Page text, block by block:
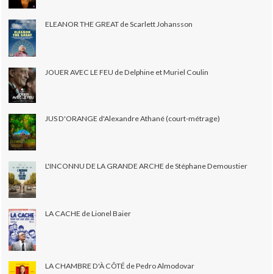
ELEANOR THE GREAT de Scarlett Johansson
JOUER AVEC LE FEU de Delphine et Muriel Coulin
JUS D'ORANGE d'Alexandre Athané (court-métrage)
L'INCONNU DE LA GRANDE ARCHE de Stéphane Demoustier
LA CACHE de Lionel Baier
LA CHAMBRE D'À CÔTÉ de Pedro Almodovar